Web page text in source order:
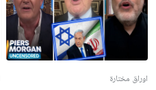
اوراق مختارة